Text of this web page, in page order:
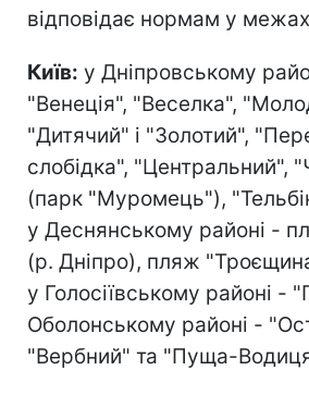
відповідає нормам у
Київ: у Дніпровському
"Венеція", "Веселка",
"Дитячий" і "Золотий",
слобідка", "Центральний",
(парк "Муромець"),
у Деснянському районі -
(р. Дніпро), пляж
у Голосіївському районі -
Оболонському районі -
"Вербний" та "Пуща-